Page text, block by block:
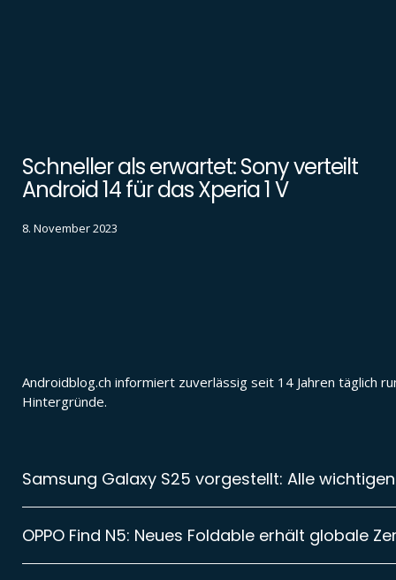
Schneller als erwartet: Sony verteilt
Android 14 für das Xperia 1 V
8. November 2023
Androidblog.ch informiert zuverlässig seit 14 Jahren täglich
Hintergründe.
Samsung Galaxy S25 vorgestellt: Alle
OPPO Find N5: Neues Foldable erhält globale